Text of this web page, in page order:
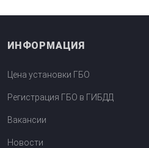
—
ИНФОРМАЦИЯ
Цена установки ГБО
Регистрация ГБО в ГИБДД
Вакансии
Новости